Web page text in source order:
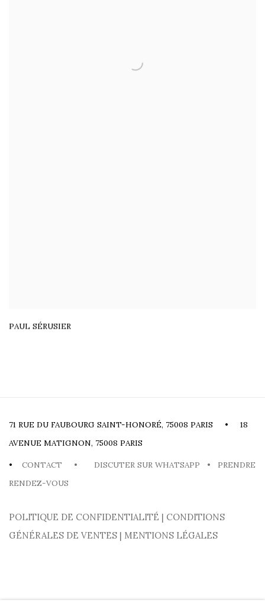
PAUL SÉRUSIER
71 RUE DU FAUBOURG SAINT-HONORÉ, 75008 PARIS • 18
AVENUE MATIGNON, 75008 PARIS
• CONTACT • DISCUTER SUR WHATSAPP •
PRENDRE
RENDEZ-VOUS
POLITIQUE DE CONFIDENTIALITÉ | CONDITIONS
GÉNÉRALES DE VENTES | MENTIONS LÉGALES